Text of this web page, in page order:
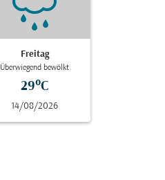
Freitag
Überwiegend bewölkt
29°C
14/08/2026